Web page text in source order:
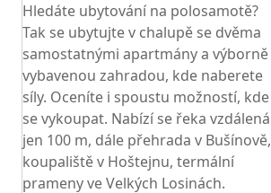
Hledáte ubytování na polosamotě?
Tak se ubytujte v chalupě se dvěma
samostatnými apartmány a výborně
vybavenou zahradou, kde naberete
síly. Oceníte i spoustu možností, kde
se vykoupat. Nabízí se řeka vzdálená
jen 100 m, dále přehrada v Bušínově,
koupaliště v Hoštejnu, termální
prameny ve Velkých Losinách.